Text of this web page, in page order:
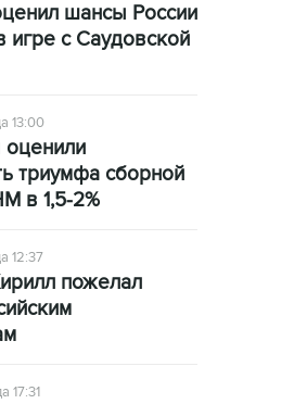
шансы России
игре с Саудовской
13:00
триумфа сборной
в 1,5-2%
12:37
пожелал
17:31